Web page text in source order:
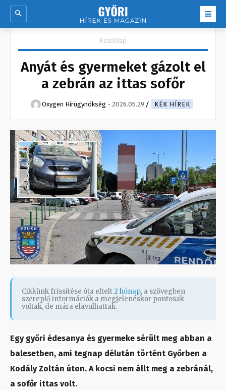
Kezdőlap
Anyát és gyermeket gázolt el
a zebrán az ittas sofőr
Oxygen Hirügynökség - 2026.05.29. KÉK HÍREK
Cikkünk frissítése óta eltelt2 hónap, a szövegben
szereplő információk a megjelenéskor pontosak
voltak, de mára elavulhattak.
Egy győri édesanya és gyermeke sérült meg abban a
balesetben, ami tegnap délután történt Győrben a
Kodály Zoltán úton. A kocsi nem állt meg a zebránál,
a sofőr ittas volt.